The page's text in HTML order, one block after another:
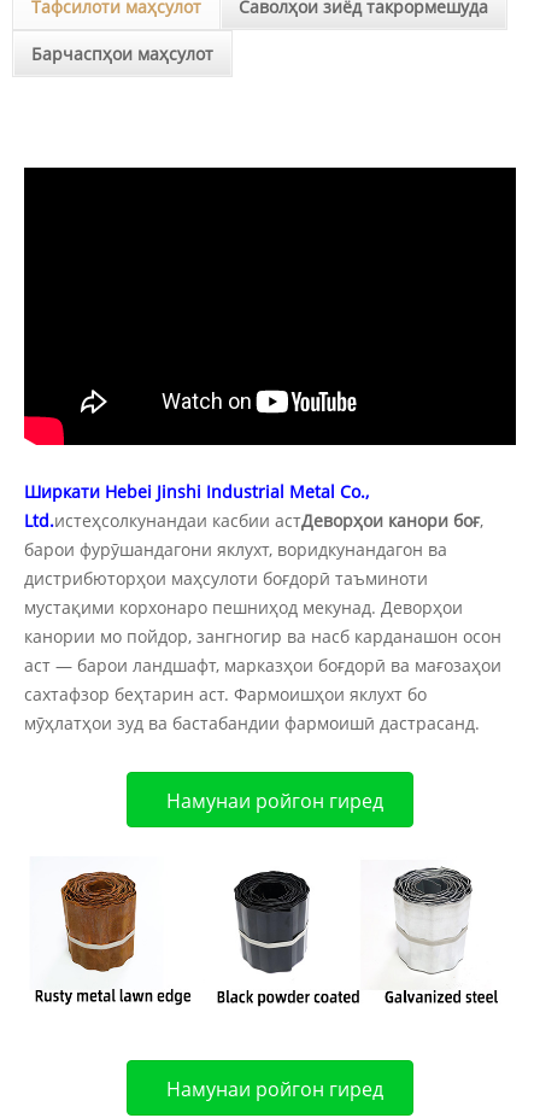
Тафсилоти маҳсулот Саволҳои зиёд такрормешуда
Барчаспҳои маҳсулот
Ширкати Hebei Jinshi Industrial Metal Co.,
Ltd.истеҳсолкунандаи касбии астДеворҳои канори боғ,
барои фурӯшандагони яклухт, воридкунандагон ва
дистрибюторҳои маҳсулоти боғдорӣ таъминоти
мустақими корхонаро пешниҳод мекунад. Деворҳои
канории мо пойдор, зангногир ва насб карданашон осон
аст — барои ландшафт, марказҳои боғдорӣ ва мағозаҳои
сахтафзор беҳтарин аст. Фармоишҳои яклухт бо
мӯҳлатҳои зуд ва бастабандии фармоишӣ дастрасанд.
Намунаи ройгон гиред
Намунаи ройгон гиред